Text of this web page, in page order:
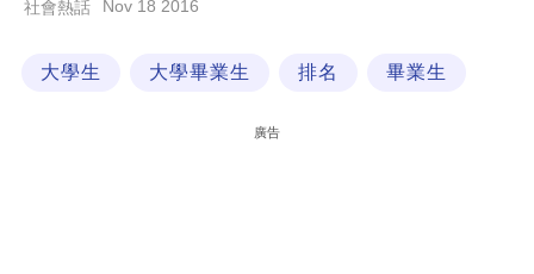
科
社會熱話 Nov 18 2016
大學生 大學畢業生 排名 畢業生
廣告